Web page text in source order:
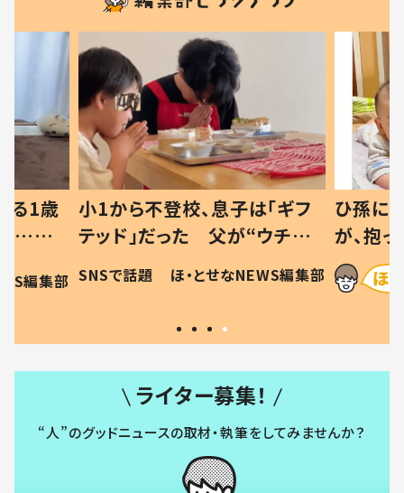
る1歳
…母
現行
編集部
小1から不登校、息子は「ギフ
テッド」だった 父が“ウチ給
食”を作り続ける理由とは #令
和の親 #令和の子
SNSで話題 ほ・とせなNEWS編集部
ひ孫に
が、抱
に「涙
方ない」
ライター募集！
“人”のグッドニュースの取材・執筆をしてみませんか？